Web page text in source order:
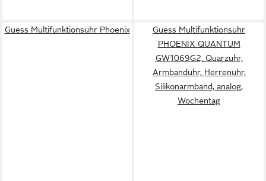
Guess Multifunktionsuhr Phoenix
Guess Multifunktionsuhr
PHOENIX QUANTUM
GW1069G2, Quarzuhr,
Armbanduhr, Herrenuhr,
Silikonarmband, analog,
Wochentag